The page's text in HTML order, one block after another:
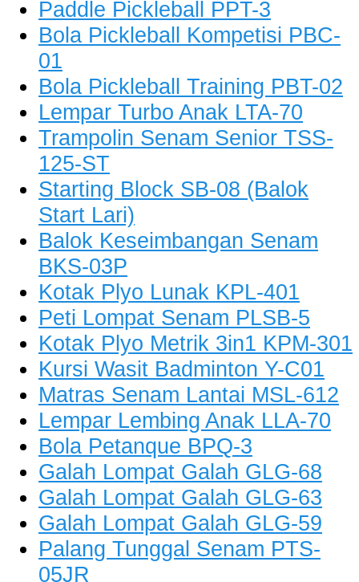
Paddle Pickleball PPT-3
Bola Pickleball Kompetisi PBC-
01
Bola Pickleball Training PBT-02
Lempar Turbo Anak LTA-70
Trampolin Senam Senior TSS-
125-ST
Starting Block SB-08 (Balok
Start Lari)
Balok Keseimbangan Senam
BKS-03P
Kotak Plyo Lunak KPL-401
Peti Lompat Senam PLSB-5
Kotak Plyo Metrik 3in1 KPM-301
Kursi Wasit Badminton Y-C01
Matras Senam Lantai MSL-612
Lempar Lembing Anak LLA-70
Bola Petanque BPQ-3
Galah Lompat Galah GLG-68
Galah Lompat Galah GLG-63
Galah Lompat Galah GLG-59
Palang Tunggal Senam PTS-
05JR